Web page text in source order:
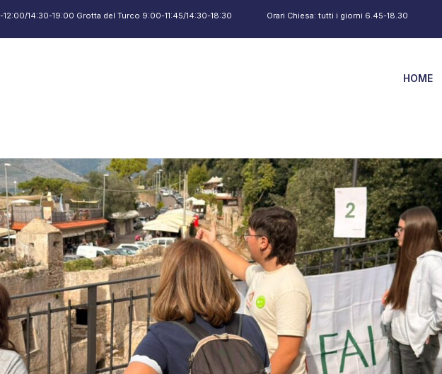
14:30-19:00 Grotta del Turco 9:00-11:45/14:30-18:30 Orari Chiesa: tutti i giorni 6.45-18.30
HOME